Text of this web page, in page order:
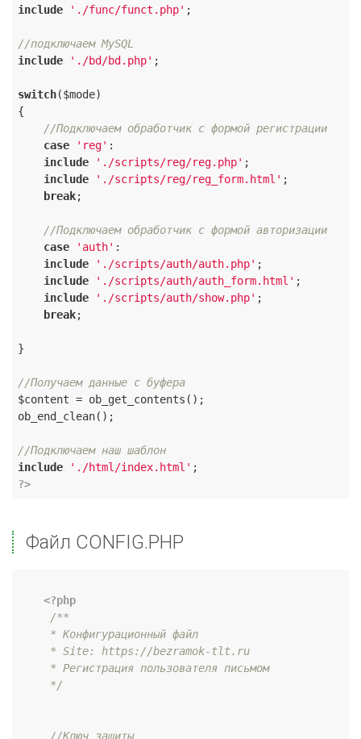
include
'./func/funct.php' ;
//подключаем MySQL
include
'./bd/bd.php' ;
switch($mode)
{
//Подключаем обработчик с формой регистрации
case
'reg' :
include
'./scripts/reg/reg.php' ;
include
'./scripts/reg/reg_form.html' ;
break;
//Подключаем обработчик с формой авторизации
case
'auth' :
include
'./scripts/auth/auth.php' ;
include
'./scripts/auth/auth_form.html' ;
include
'./scripts/auth/show.php' ;
break;
}
//Получаем данные с буфера
$content = ob_get_contents();
ob_end_clean();
//Подключаем наш шаблон
include
'./html/index.html'
?>
Файл CONFIG.PHP
<?php
/**
     * Конфигурационный файл
     * Site: https://bezramok-tlt.ru
     * Регистрация пользователя письмом
     */
//Ключ защиты